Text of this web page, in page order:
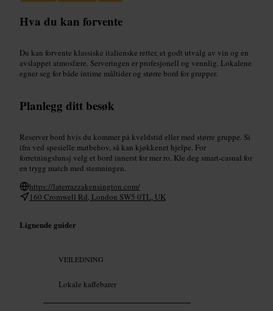
Hva du kan forvente
Du kan forvente klassiske italienske retter, et godt utvalg av vin og en
avslappet atmosfære. Serveringen er profesjonell og vennlig. Lokalene
egner seg for både intime måltider og større bord for grupper.
Planlegg ditt besøk
Reserver bord hvis du kommer på kveldstid eller med større gruppe. Si
ifra ved spesielle matbehov, så kan kjøkkenet hjelpe. For
forretningslunsj velg et bord innerst for mer ro. Kle deg smart-casual for
en trygg match med stemningen.
https://laterrazzakensington.com/
160 Cromwell Rd, London SW5 0TL, UK
Lignende guider
VEILEDNING
Lokale kaffebarer